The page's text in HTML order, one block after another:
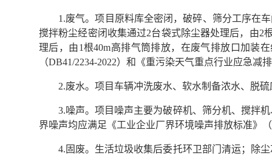
1.废气。项目原料库全密闭，破碎、筛分工序在
搅拌粉尘经密闭收集通过2台袋式除尘器处理后，由2
理后，由1根40m高排气筒排放，在废气排放口加装
（DB41/2234-2022）和《重污染天气重点行业应急
2.废水。项目车辆冲洗废水、软水制备浓水、脱
3.噪声。项目噪声主要为破碎机、筛分机、搅拌
界噪声均应满足《工业企业厂界环境噪声排放标准》
4.固废。生活垃圾收集后委托环卫部门清运；除